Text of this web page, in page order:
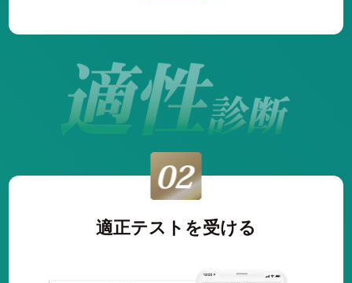
適正テストを受ける